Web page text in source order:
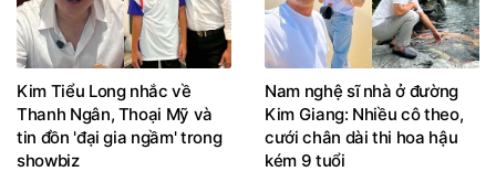
Kim Tiểu Long nhắc về
Thanh Ngân, Thoại Mỹ và
tin đồn 'đại gia ngầm' trong
showbiz
Nam nghệ sĩ nhà ở đường
Kim Giang: Nhiều cô theo,
cưới chân dài thi hoa hậu
kém 9 tuổi